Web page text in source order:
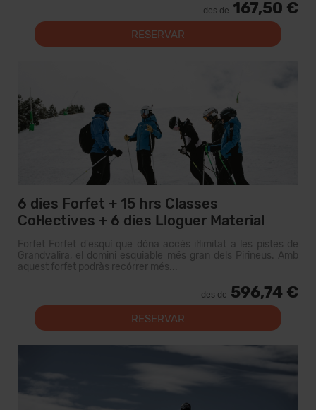
des de 167,50 €
RESERVAR
6 dies Forfet + 15 hrs Classes
Col·lectives + 6 dies Lloguer Material
Forfet Forfet d'esquí que dóna accés il·limitat a les pistes de
Grandvalira, el domini esquiable més gran dels Pirineus. Amb
aquest forfet podràs recórrer més...
des de 596,74 €
RESERVAR